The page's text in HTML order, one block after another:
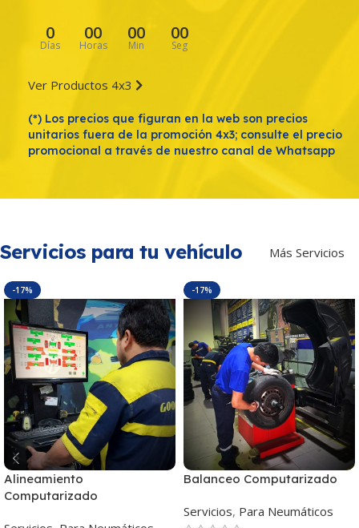
146/143 (3 000/2 725 Kg)
INDICE VELOCIDAD
L (120 Km/h)
RANGO DE CARGA
PROCEDENCIA
L (120 Km/h)
RANGO DE CARGA
0
Días
00
Horas
00
Min
00
Seg
Ver Productos 4x3
(*) Los precios que figuran en la web son precios
unitarios fuera de la promoción 4x3; consulte el precio
promocional a través de nuestro canal de Whatsapp
Servicios para tu vehículo Más Servicios
-17%
Alineamiento
Computarizado
-17%
Balanceo Computarizado
Servicios, Para Neumáticos